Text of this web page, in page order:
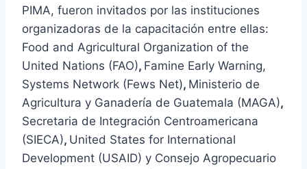
PIMA, fueron invitados por las instituciones
organizadoras de la capacitación entre ellas:
Food and Agricultural Organization of the
United Nations (FAO), Famine Early Warning,
Systems Network (Fews Net), Ministerio de
Agricultura y Ganadería de Guatemala (MAGA),
Secretaria de Integración Centroamericana
(SIECA), United States for International
Development (USAID) y Consejo Agropecuario